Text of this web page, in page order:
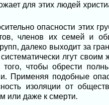
для этих людей
опасности этих
членов их семей и
далеко выходит за
лгут своим
чтобы обрести
Применяя подобные
изоляции от
или даже к смерти.